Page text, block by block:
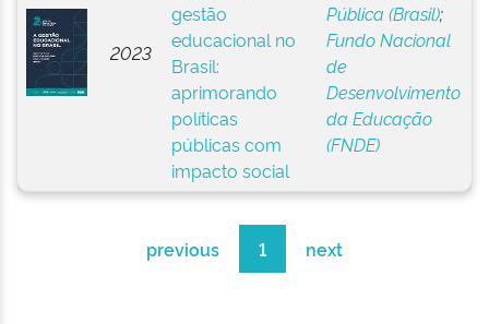
2023
gestão
educacional no
Brasil:
aprimorando
políticas
públicas com
impacto social
Pública (Brasil);
Fundo Nacional
de
Desenvolvimento
da Educação
(FNDE)
previous 1 next